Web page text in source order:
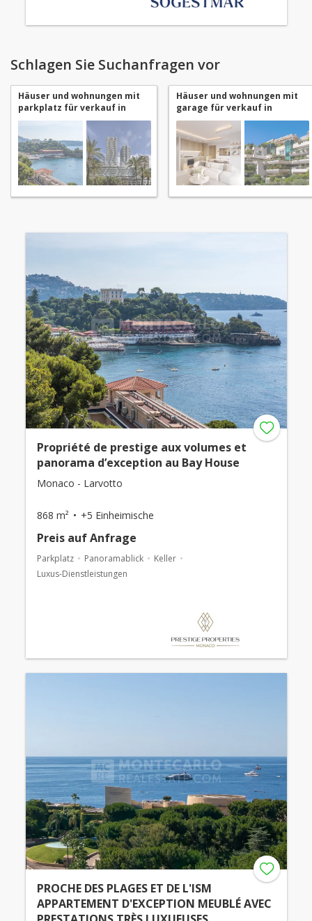
Schlagen Sie Suchanfragen vor
Häuser und wohnungen mit
parkplatz für verkauf in
Monaco Larvotto
Häuser und wohnungen mit
garage für verkauf in
Monaco Larvotto
Propriété de prestige aux volumes et
panorama d’exception au Bay House
Monaco - Larvotto
868 m² +5 Einheimische
Preis auf Anfrage
Parkplatz Panoramablick
Keller
Luxus-Dienstleistungen
PROCHE DES PLAGES ET DE L'ISM
APPARTEMENT D'EXCEPTION MEUBLÉ AVEC